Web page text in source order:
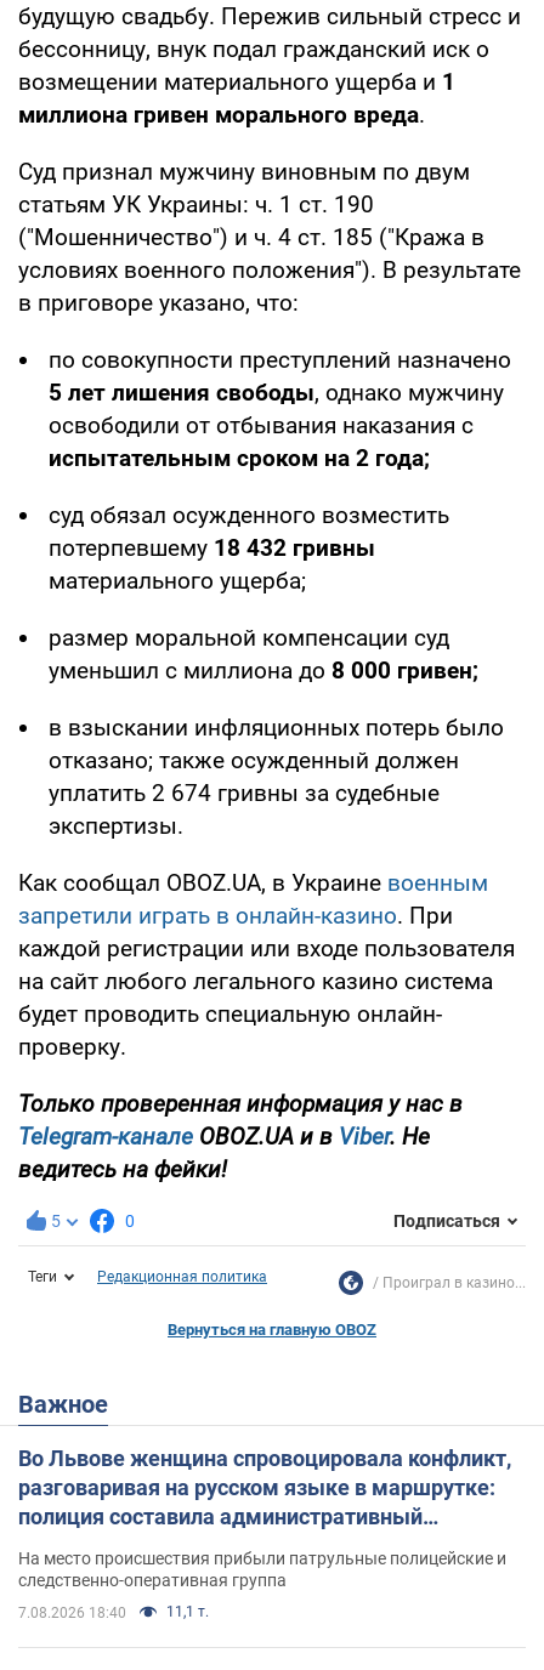
будущую свадьбу. Пережив сильный стресс и
бессонницу, внук подал гражданский иск о
возмещении материального ущерба и 1
миллиона гривен морального вреда.
Суд признал мужчину виновным по двум
статьям УК Украины: ч. 1 ст. 190
("Мошенничество") и ч. 4 ст. 185 ("Кража в
условиях военного положения"). В результате
в приговоре указано, что:
по совокупности преступлений назначено
5 лет лишения свободы, однако мужчину
освободили от отбывания наказания с
испытательным сроком на 2 года;
суд обязал осужденного возместить
потерпевшему 18 432 гривны
материального ущерба;
размер моральной компенсации суд
уменьшил с миллиона до 8 000 гривен;
в взыскании инфляционных потерь было
отказано; также осужденный должен
уплатить 2 674 гривны за судебные
экспертизы.
Как сообщал OBOZ.UA, в Украине военным
запретили играть в онлайн-казино. При
каждой регистрации или входе пользователя
на сайт любого легального казино система
будет проводить специальную онлайн-
проверку.
Только проверенная информация у нас в
Telegram-канале OBOZ.UA и в Viber. Не
ведитесь на фейки!
5 0 Подписаться
Теги Редакционная политика Проиграл в казино...
Вернуться на главную OBOZ
Важное
Во Львове женщина спровоцировала конфликт,
разговаривая на русском языке в маршрутке:
полиция составила административный
На место происшествия прибыли патрульные полицейские и
следственно-оперативная группа
7.08.2026 18:40 11,1 т.